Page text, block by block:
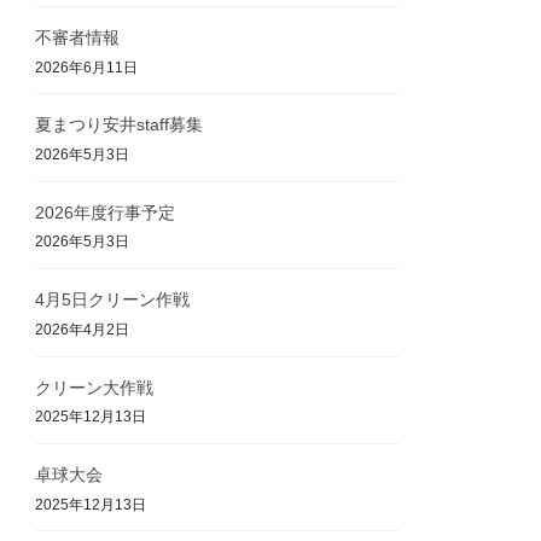
不審者情報
2026年6月11日
夏まつり安井staff募集
2026年5月3日
2026年度行事予定
2026年5月3日
4月5日クリーン作戦
2026年4月2日
クリーン大作戦
2025年12月13日
卓球大会
2025年12月13日